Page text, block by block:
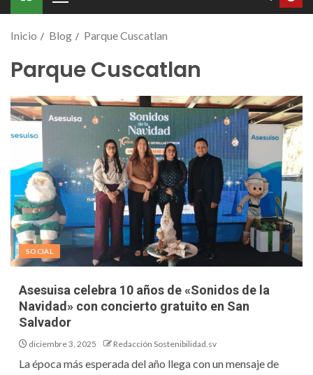
Inicio Blog Parque Cuscatlan
Parque Cuscatlan
SOCIAL
Asesuisa celebra 10 años de «Sonidos de la
Navidad» con concierto gratuito en San
Salvador
diciembre 3, 2025 Redacción Sostenibilidad.sv
La época más esperada del año llega con un mensaje de